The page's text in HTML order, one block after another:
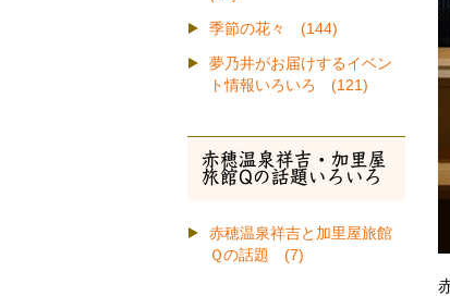
季節の花々 (144)
夢乃井がお届けするイベン
ト情報いろいろ (121)
赤穂温泉祥吉・加里屋
旅館Qの話題いろいろ
赤穂温泉祥吉と加里屋旅館
Ｑの話題 (7)